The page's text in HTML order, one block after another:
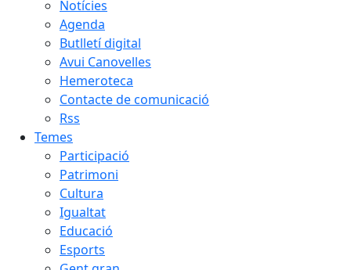
Notícies
Agenda
Butlletí digital
Avui Canovelles
Hemeroteca
Contacte de comunicació
Rss
Temes
Participació
Patrimoni
Cultura
Igualtat
Educació
Esports